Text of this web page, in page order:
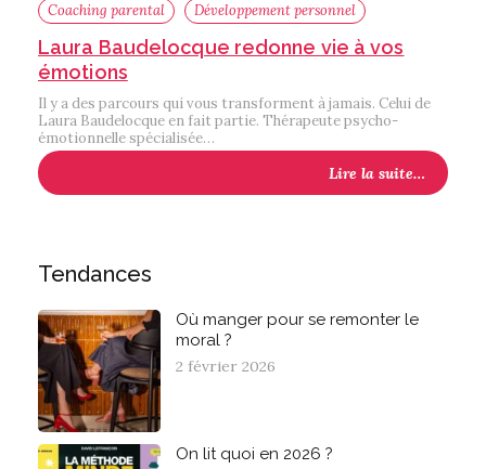
Coaching parental Développement personnel
Laura Baudelocque redonne vie à vos
émotions
Il y a des parcours qui vous transforment à jamais. Celui de
Laura Baudelocque en fait partie. Thérapeute psycho-
émotionnelle spécialisée…
Lire la suite…
Tendances
Où manger pour se remonter le
moral ?
2 février 2026
On lit quoi en 2026 ?